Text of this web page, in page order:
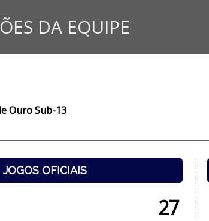
DA EQUIPE
Ouro Sub-13
JOGOS OFICIAIS
27